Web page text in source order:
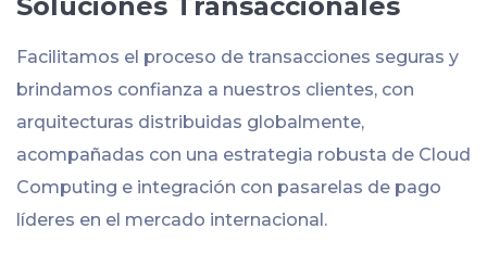
Facilitamos el proceso de transacciones seguras y
brindamos confianza a nuestros clientes, con
arquitecturas distribuidas globalmente,
acompañadas con una estrategia robusta de Cloud
Computing e integración con pasarelas de pago
líderes en el mercado internacional.